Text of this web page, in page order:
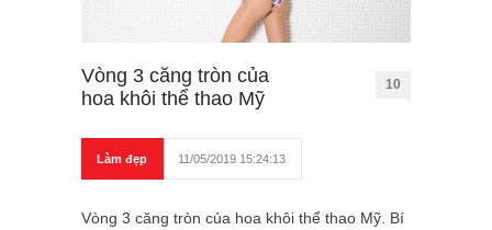
Vòng 3 căng tròn của
hoa khôi thể thao Mỹ
10
Làm đẹp 11/05/2019 15:24:13
Vòng 3 căng tròn của hoa khôi thể thao Mỹ. Bí